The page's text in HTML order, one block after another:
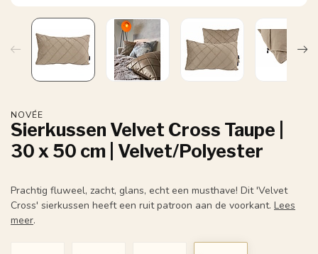
NOVÉE
Sierkussen Velvet Cross Taupe |
30 x 50 cm | Velvet/Polyester
Prachtig fluweel, zacht, glans, echt een musthave! Dit 'Velvet
Cross' sierkussen heeft een ruit patroon aan de voorkant. Lees
meer.